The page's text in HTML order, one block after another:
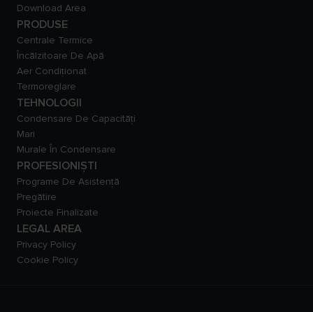
Download Area
PRODUSE
Centrale Termice
Încălzitoare De Apă
Aer Condiționat
Termoreglare
TEHNOLOGII
Condensare De Capacităţi
Mari
Murale În Condensare
PROFESIONIȘTI
Programe De Asistență
Pregătire
Proiecte Finalizate
LEGAL AREA
Privacy Policy
Cookie Policy